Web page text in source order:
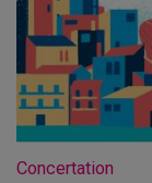
Concertation